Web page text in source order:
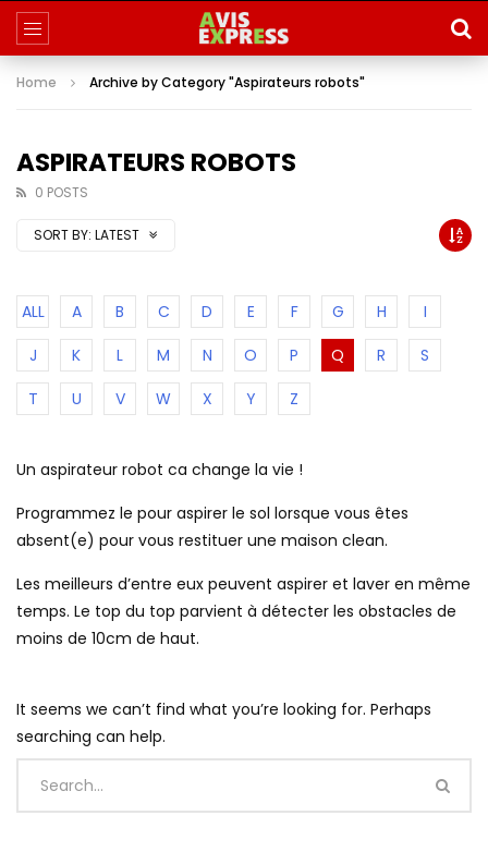
Home Archive by Category "Aspirateurs robots"
ASPIRATEURS ROBOTS
0 POSTS
SORT BY: LATEST
ALL A B C D E F G H
I
J
K L M N O P Q R
S
T
U V W X Y Z
Un aspirateur robot ca change la vie !
Programmez le pour aspirer le sol lorsque vous êtes
absent(e) pour vous restituer une maison clean.
Les meilleurs d’entre eux peuvent aspirer et laver en même
temps. Le top du top parvient à détecter les obstacles de
moins de 10cm de haut.
It seems we can’t find what you’re looking for. Perhaps
searching can help.